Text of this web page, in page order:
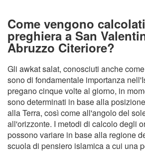
Come vengono
preghiera a San
Abruzzo Citeriore?
Gli awkat salat, conosciuti anche
sono di fondamentale importanza
pregano cinque volte al giorno, in
sono determinati in base alla
alla Terra, così come all'angolo del
all'orizzonte. I metodi di calcolo degli
possono variare in base alla regione
scuola di pensiero islamica a cui una